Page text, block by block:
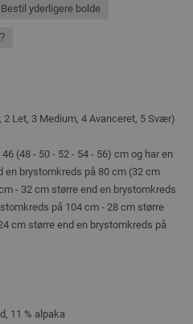
Bestil yderligere bolde
2 Let, 3 Medium, 4 Avanceret, 5 Svær)
(48 - 50 - 52 - 54 - 56) cm og har en
en brystomkreds på 80 cm (32 cm
- 32 cm større end en brystomkreds
på 104 cm - 28 cm større
cm større end en brystomkreds på
11 % alpaka